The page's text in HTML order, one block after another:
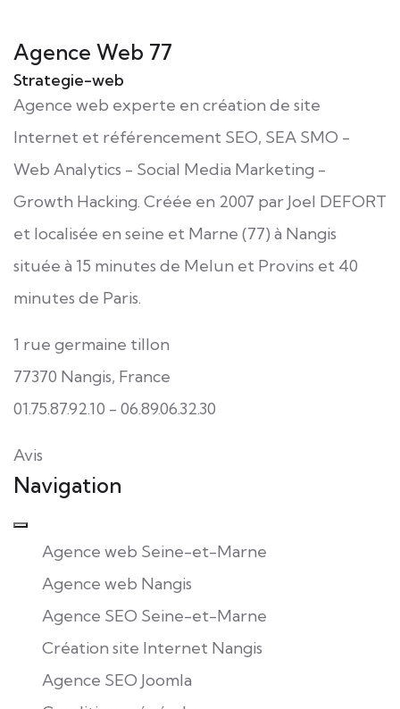
Agence Web 77
Strategie-web
Agence web experte en création de site
Internet et référencement SEO, SEA SMO -
Web Analytics - Social Media Marketing -
Growth Hacking. Créée en 2007 par Joel DEFORT
et localisée en seine et Marne (77) à Nangis
située à 15 minutes de Melun et Provins et 40
minutes de Paris.
1 rue germaine tillon
77370 Nangis, France
01.75.87.92.10 - 06.89.06.32.30
Avis
Navigation
Agence web Seine-et-Marne
Agence web Nangis
Agence SEO Seine-et-Marne
Création site Internet Nangis
Agence SEO Joomla